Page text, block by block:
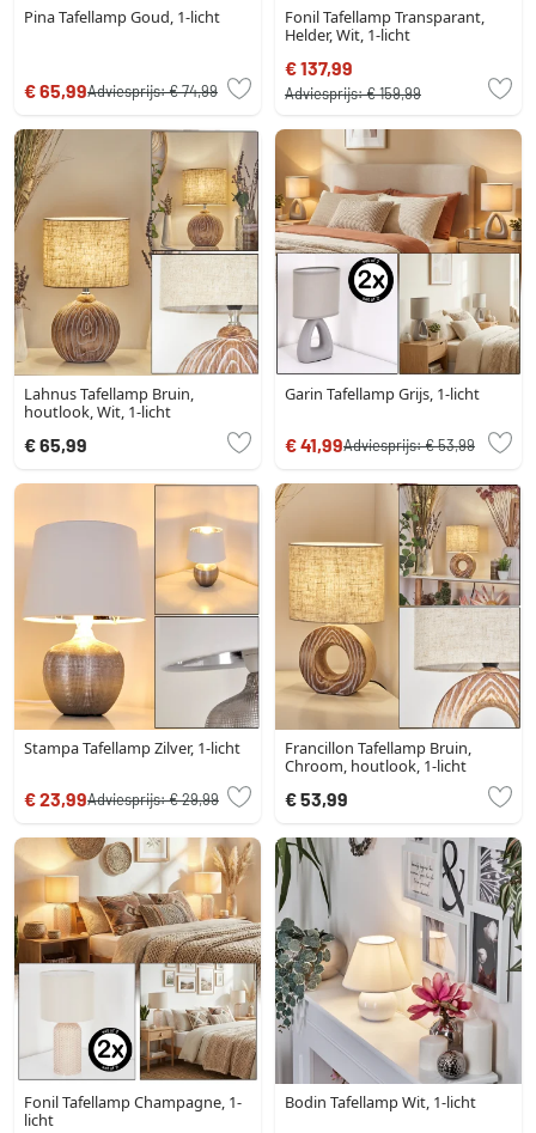
Pina Tafellamp Goud, 1-licht
€ 65,99Adviesprijs:€ 74,99
Fonil Tafellamp Transparant,
Helder, Wit, 1-licht
€ 137,99
Adviesprijs:€ 159,99
Lahnus Tafellamp Bruin,
houtlook, Wit, 1-licht
€ 65,99
Garin Tafellamp Grijs, 1-licht
€ 41,99Adviesprijs:€ 53,99
Stampa Tafellamp Zilver, 1-licht
€ 23,99Adviesprijs:€ 29,99
Francillon Tafellamp Bruin,
Chroom, houtlook, 1-licht
€ 53,99
Fonil Tafellamp Champagne, 1-
licht
Bodin Tafellamp Wit, 1-licht